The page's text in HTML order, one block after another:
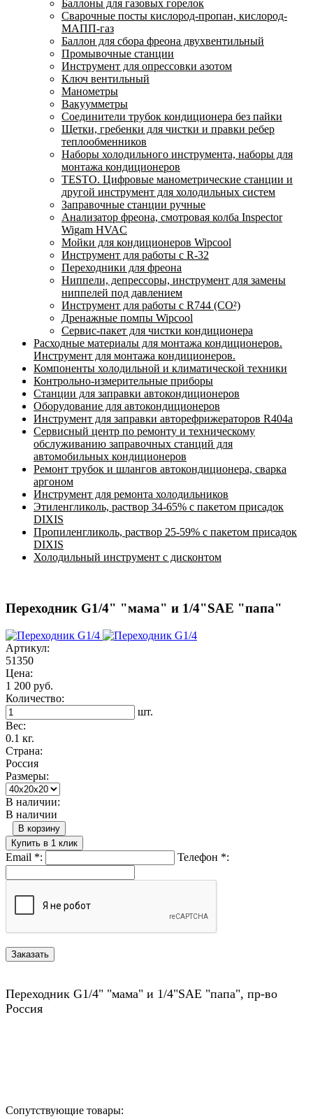
Баллоны для газовых горелок
Сварочные посты кислород-пропан, кислород-
МАПП-газ
Баллон для сбора фреона двухвентильный
Промывочные станции
Инструмент для опрессовки азотом
Ключ вентильный
Манометры
Вакуумметры
Соединители трубок кондиционера без пайки
Щетки, гребенки для чистки и правки ребер
теплообменников
Наборы холодильного инструмента, наборы для
монтажа кондиционеров
TESTO. Цифровые манометрические станции и
другой инструмент для холодильных систем
Заправочные станции ручные
Анализатор фреона, смотровая колба Inspector
Wigam HVAC
Мойки для кондиционеров Wipcool
Инструмент для работы с R-32
Переходники для фреона
Ниппели, депрессоры, инструмент для замены
ниппелей под давлением
Инструмент для работы с R744 (CO²)
Дренажные помпы Wipcool
Сервис-пакет для чистки кондиционера
Расходные материалы для монтажа кондиционеров.
Инструмент для монтажа кондиционеров.
Компоненты холодильной и климатической техники
Контрольно-измерительные приборы
Станции для заправки автокондиционеров
Оборудование для автокондиционеров
Инструмент для заправки авторефрижераторов R404a
Сервисный центр по ремонту и техническому
обслуживанию заправочных станций для
автомобильных кондиционеров
Ремонт трубок и шлангов автокондиционера, сварка
аргоном
Инструмент для ремонта холодильников
Этиленгликоль, раствор 34-65% с пакетом присадок
DIXIS
Пропиленгликоль, раствор 25-59% с пакетом присадок
DIXIS
Холодильный инструмент с дисконтом
Переходник G1/4" "мама" и 1/4"SAE "папа"
Артикул:
51350
Цена:
1 200 руб.
Количество:
шт.
Вес:
0.1 кг.
Страна:
Россия
Размеры:
В наличии:
В наличии
В корзину
Купить в 1 клик
Email *: Телефон *:
Переходник G1/4" "мама" и 1/4"SAE "папа", пр-во
Россия
Сопутствующие товары: